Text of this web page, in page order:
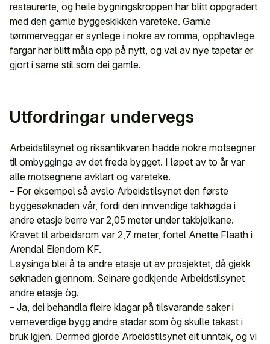
restaurerte, og heile bygningskroppen har blitt oppgradert
med den gamle byggeskikken vareteke. Gamle
tømmerveggar er synlege i nokre av romma, opphavlege
fargar har blitt måla opp på nytt, og val av nye tapetar er
gjort i same stil som dei gamle.
Utfordringar undervegs
Arbeidstilsynet og riksantikvaren hadde nokre motsegner
til ombygginga av det freda bygget. I løpet av to år var
alle motsegnene avklart og vareteke.
– For eksempel så avslo Arbeidstilsynet den første
byggesøknaden vår, fordi den innvendige takhøgda i
andre etasje berre var 2,05 meter under takbjelkane.
Kravet til arbeidsrom var 2,7 meter, fortel Anette Flaath i
Arendal Eiendom KF.
Løysinga blei å ta andre etasje ut av prosjektet, då gjekk
søknaden gjennom. Seinare godkjende Arbeidstilsynet
andre etasje òg.
– Ja, dei behandla fleire klagar på tilsvarande saker i
verneverdige bygg andre stadar som òg skulle takast i
bruk igjen. Dermed gjorde Arbeidstilsynet eit unntak, og vi